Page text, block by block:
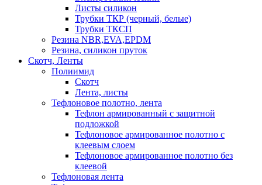
Листы силикон
Трубки ТКР (черный, белые)
Трубки ТКСП
Резина NBR,EVA,EPDM
Резина, силикон пруток
Скотч, Ленты
Полиимид
Скотч
Лента, листы
Тефлоновое полотно, лента
Тефлон армированный с защитной
подложкой
Тефлоновое армированное полотно с
клеевым слоем
Тефлоновое армированное полотно без
клеевой
Тефлоновая лента